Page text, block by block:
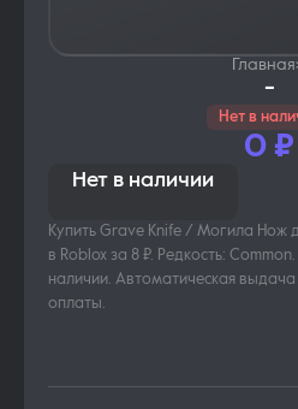
Главная
-
Нет в
0 ₽
Нет в наличии
Купить Grave Knife / Могила Нож
в Roblox за 8 ₽. Редкость:
наличии. Автоматическая выдача
оплаты.